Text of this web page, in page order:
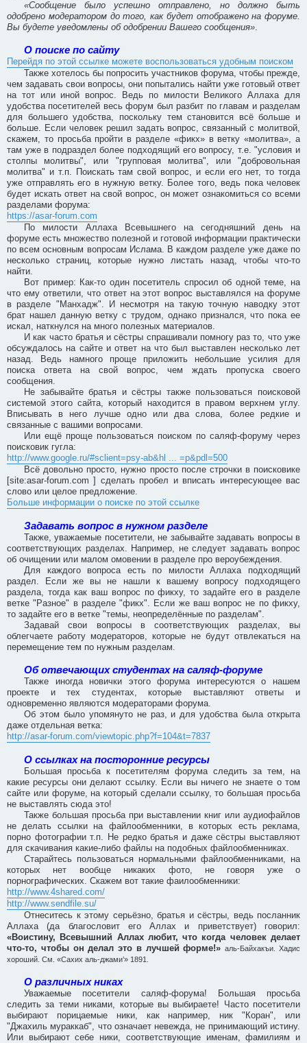
«Сообщение было успешно отправлено, но должно быть
одобрено модератором до того, как будет отображено на форуме.
Вы будете уведомлены об одобрении Вашего сообщения».
О поиске по сайту
Перейдя по этой ссылке можете воспользоваться удобным поиском
Также хотелось бы попросить участников форума, чтобы прежде,
чем задавать свои вопросы, они попытались найти уже готовый ответ
на тот или иной вопрос. Ведь по милости Великого Аллаха для
удобства посетителей весь форум был разбит по главам и разделам
для большего удобства, поскольку тем становится всё больше и
больше. Если человек решил задать вопрос, связанный с молитвой,
скажем, то просьба пройти в разделе «фикх» в ветку «молитва», а
там уже в подраздел более подходящий его вопросу, т.е. "условия и
столпы молитвы", или "групповая молитва", или "добровольная
молитва" и т.п. Поискать там свой вопрос, и если его нет, то тогда
уже отправлять его в нужную ветку. Более того, ведь пока человек
будет искать ответ на свой вопрос, он может ознакомиться со всеми
разделами форума:
https://asar-forum.com
По милости Аллаха Всевышнего на сегодняшний день на
форуме есть множество полезной и готовой информации практически
по всем основным вопросам Ислама. В каждом разделе уже даже по
несколько страниц, которые нужно листать назад, чтобы что-то
найти.
Вот пример: Как-то один посетитель спросил об одной теме, на
что ему ответили, что ответ на этот вопрос выставлялся на форуме
в разделе "Манхадж". И несмотря на такую точную наводку этот
брат нашел данную ветку с трудом, однако признался, что пока ее
искал, наткнулся на много полезных материалов.
И как часто братья и сёстры спрашивали помногу раз то, что уже
обсуждалось на сайте и ответ на что был выставлен несколько лет
назад. Ведь намного проще приложить небольшие усилия для
поиска ответа на свой вопрос, чем ждать пропуска своего
сообщения.
Не забывайте братья и сёстры также пользоваться поисковой
системой этого сайта, который находится в правом верхнем углу.
Вписывать в него лучше одно или два слова, более редкие и
связанные с вашими вопросами.
Или ещё проще пользоваться поиском по саляф-форуму через
поисковик гугла:
http://www.google.ru/#sclient=psy-ab&hl ... =p&pdl=500
Всё довольно просто, нужно просто после строчки в поисковике
[site:asar-forum.com ] сделать пробел и вписать интересующее вас
слово или целое предложение.
Больше информации о поиске по этой ссылке
Задавать вопрос в нужном разделе
Также, уважаемые посетители, не забывайте задавать вопросы в
соответствующих разделах. Например, не следует задавать вопрос
об очищении или малом омовении в разделе про вероубеждения.
Для каждого вопроса есть по милости Аллаха подходящий
раздел. Если же вы не нашли к вашему вопросу подходящего
раздела, тогда как ваш вопрос по фикху, то задайте его в разделе
ветке "Разное" в разделе "фикх". Если же ваш вопрос не по фикху,
то задайте его в ветке "темы, неопределённые по разделам".
Задавай свои вопросы в соответствующих разделах, вы
облегчаете работу модераторов, которые не будут отвлекаться на
перемещение тем по нужным разделам.
Об отвечающих студентах на саляф-форуме
Также иногда новички этого форума интересуются о нашем
проекте и тех студентах, которые выставляют ответы и
одновременно являются модераторами форума.
Об этом было упомянуто не раз, и для удобства была открыта
даже отдельная ветка:
http://asar-forum.com/viewtopic.php?f=104&t=7837
О ссылках на посторонние ресурсы
Большая просьба к посетителям форума следить за тем, на
какие ресурсы они делают ссылку. Если вы ничего не знаете о том
сайте или форуме, на который сделали ссылку, то большая просьба
не выставлять сюда это!
Также большая просьба при выставлении книг или аудиофайлов
не делать ссылки на файлообменники, в которых есть реклама,
порно фотографии т.п. Не редко братья и даже сёстры выставляют
для скачивания какие-либо файлы на подобных файлообменниках.
Старайтесь пользоваться нормальными файлообменниками, на
которых нет вообще никаких фото, не говоря уже о
порнографических. Скажем вот такие фаилообменники:
http://www.4shared.com/
http://www.sendfile.su/
Отнеситесь к этому серьёзно, братья и сёстры, ведь посланник
Аллаха (да благословит его Аллах и приветствует) говорил:
«Воистину, Всевышний Аллах любит, что когда человек делает
что-то, чтобы он делал это в лучшей форме!»аль-Байхакъи. Хадис
хороший. См. «Сахих аль-джами’» 1891.
О различных никах
Уважаемые посетители саляф-форума! Большая просьба
следить за теми никами, которые вы выбираете! Часто посетители
выбирают порицаемые ники, как например, ник "Коран", или
"Джахиль мураккаб", что означает невежда, не принимающий истину.
Или выбирают себе ники, соответствующие именам, фамилиям и